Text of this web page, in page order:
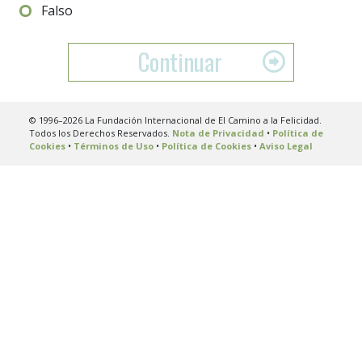
Falso
Continuar
© 1996–2026 La Fundación Internacional de El Camino a la Felicidad.
Todos los Derechos Reservados. Nota de Privacidad • Política de
Cookies• Términos de Uso• Política de Cookies• Aviso Legal